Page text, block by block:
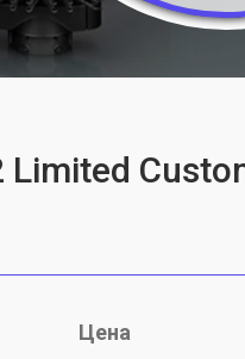
Limited
Цена